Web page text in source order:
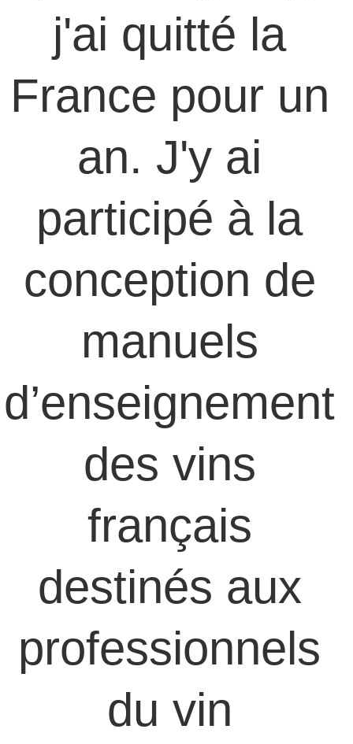
j'ai quitté la
France pour un
an. J'y ai
participé à la
conception de
manuels
d’enseignement
des vins
français
destinés aux
professionnels
du vin